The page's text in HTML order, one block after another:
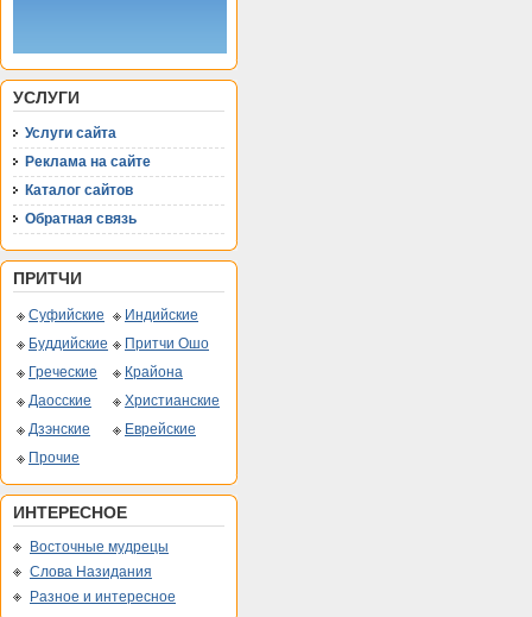
УСЛУГИ
Услуги сайта
Реклама на сайте
Каталог сайтов
Обратная связь
ПРИТЧИ
Суфийские
Индийские
Буддийские
Притчи Ошо
Греческие
Крайона
Даосские
Христианские
Дзэнские
Еврейские
Прочие
ИНТЕРЕСНОЕ
Восточные мудрецы
Слова Назидания
Разное и интересное